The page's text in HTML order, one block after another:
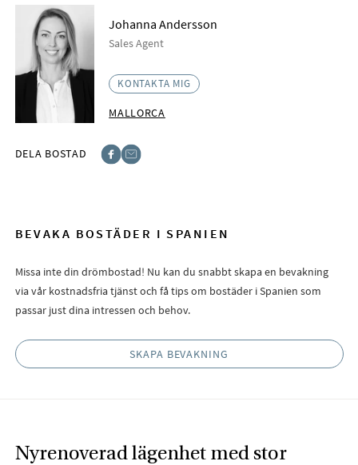
Johanna Andersson
Sales Agent
KONTAKTA MIG
MALLORCA
DELA BOSTAD
BEVAKA BOSTÄDER I SPANIEN
Missa inte din drömbostad! Nu kan du snabbt skapa en bevakning
via vår kostnadsfria tjänst och få tips om bostäder i Spanien som
passar just dina intressen och behov.
SKAPA BEVAKNING
Nyrenoverad lägenhet med stor